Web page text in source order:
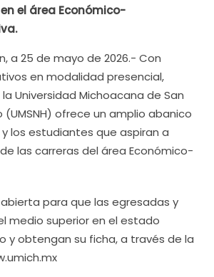
el área Económico-
a 25 de mayo de 2026.- Con
en modalidad presencial,
Universidad Michoacana de San
(UMSNH) ofrece un amplio abanico
los estudiantes que aspiran a
las carreras del área Económico-
para que las egresadas y
medio superior en el estado
y obtengan su ficha, a través de la